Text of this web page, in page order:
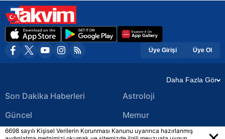
Üye Girişi Üye Ol
Daha Fazla Gör
Son Dakika Haberleri
Güncel
Ekonomi Haberleri
Astroloji
Memur
Yerel Haberler
6698 sayılı Kişisel Verilerin Korunması Kanunu uyarınca hazırlanmış